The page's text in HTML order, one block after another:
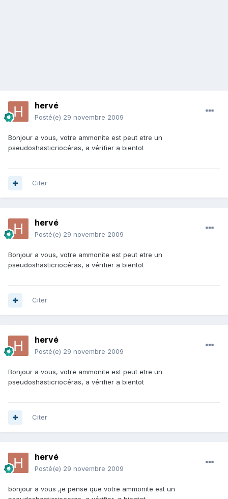
hervé
Posté(e) 29 novembre 2009
Bonjour a vous, votre ammonite est peut etre un
pseudoshasticriocéras, a vérifier a bientot
Citer
hervé
Posté(e) 29 novembre 2009
Bonjour a vous, votre ammonite est peut etre un
pseudoshasticriocéras, a vérifier a bientot
Citer
hervé
Posté(e) 29 novembre 2009
Bonjour a vous, votre ammonite est peut etre un
pseudoshasticriocéras, a vérifier a bientot
Citer
hervé
Posté(e) 29 novembre 2009
bonjour a vous ,je pense que votre ammonite est un